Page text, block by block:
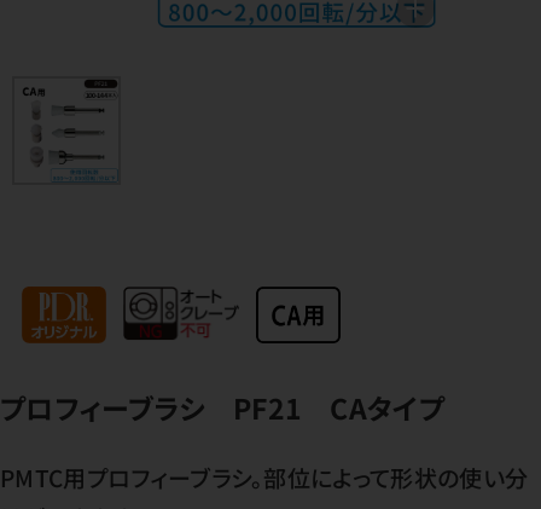
プロフィーブラシ PF21 CAタイプ
PMTC用プロフィーブラシ。部位によって形状の使い分